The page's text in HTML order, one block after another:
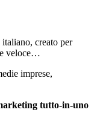
creato per
e veloce…
imprese,
tutto-in-uno